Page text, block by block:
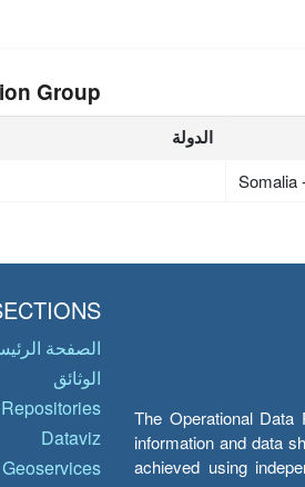
Group
الدولة
Somalia
The Operational Data
information and data
achieved using
الصفحة
الوثائق
Dataviz
Geoservices